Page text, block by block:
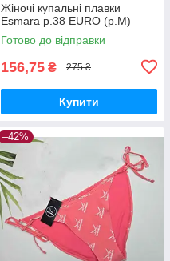
Жіночі купальні плавки
Esmara р.38 EURO (р.M)
Готово до відправки
156,75 ₴ 275 ₴
Купити
–42%